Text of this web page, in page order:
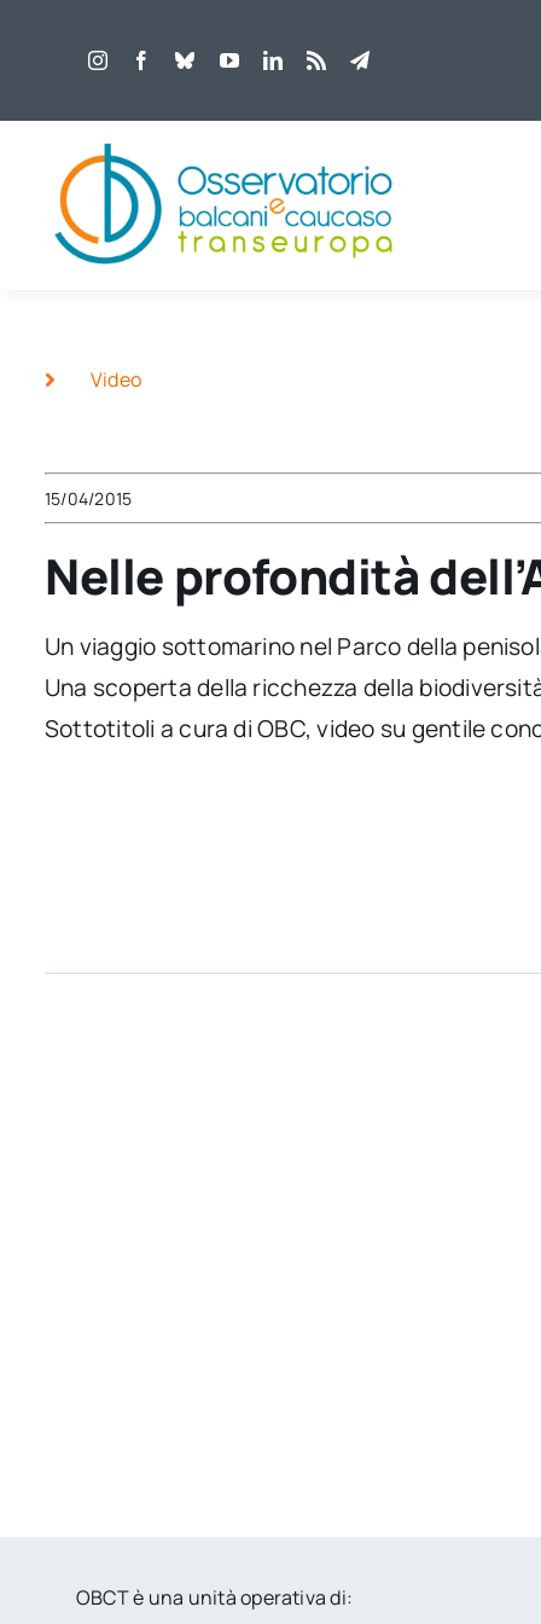
Video
15/04/2015
Nelle profondità
Un viaggio sottomarino nel Parco della
Una scoperta della ricchezza della
Sottotitoli a cura di OBC, video su gentile
OBCT è una unità operativa di: